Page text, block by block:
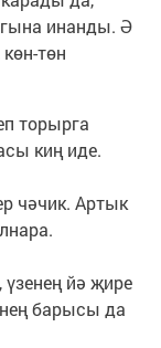
инанды. Ә
төн
торырга
киң иде.
чәчик. Артык
йә җире
барысы да